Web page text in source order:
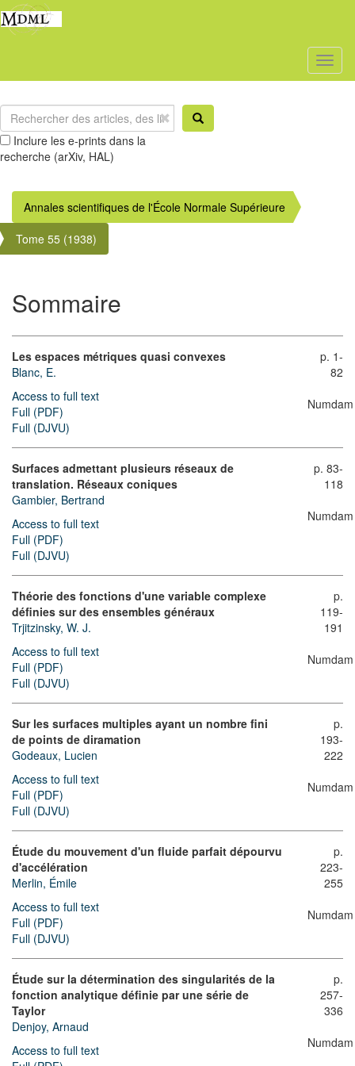
Inclure les e-prints dans la
recherche (arXiv, HAL)
Annales scientifiques de l'École Normale Supérieure
Tome 55 (1938)
Sommaire
Les espaces métriques quasi convexes
Blanc, E.
Access to full text
Full (PDF)
Full (DJVU)
p. 1-
82
Numdam
Surfaces admettant plusieurs réseaux de
translation. Réseaux coniques
Gambier, Bertrand
Access to full text
Full (PDF)
Full (DJVU)
p. 83-
118
Numdam
Théorie des fonctions d'une variable complexe
définies sur des ensembles généraux
Trjitzinsky, W. J.
Access to full text
Full (PDF)
Full (DJVU)
p.
119-
191
Numdam
Sur les surfaces multiples ayant un nombre fini
de points de diramation
Godeaux, Lucien
Access to full text
Full (PDF)
Full (DJVU)
p.
193-
222
Numdam
Étude du mouvement d'un fluide parfait dépourvu
d'accélération
Merlin, Émile
Access to full text
Full (PDF)
Full (DJVU)
p.
223-
255
Numdam
Étude sur la détermination des singularités de la
fonction analytique définie par une série de
Taylor
Denjoy, Arnaud
Access to full text
p.
257-
336
Numdam